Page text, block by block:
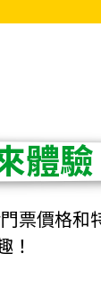
體驗
票價格和
！